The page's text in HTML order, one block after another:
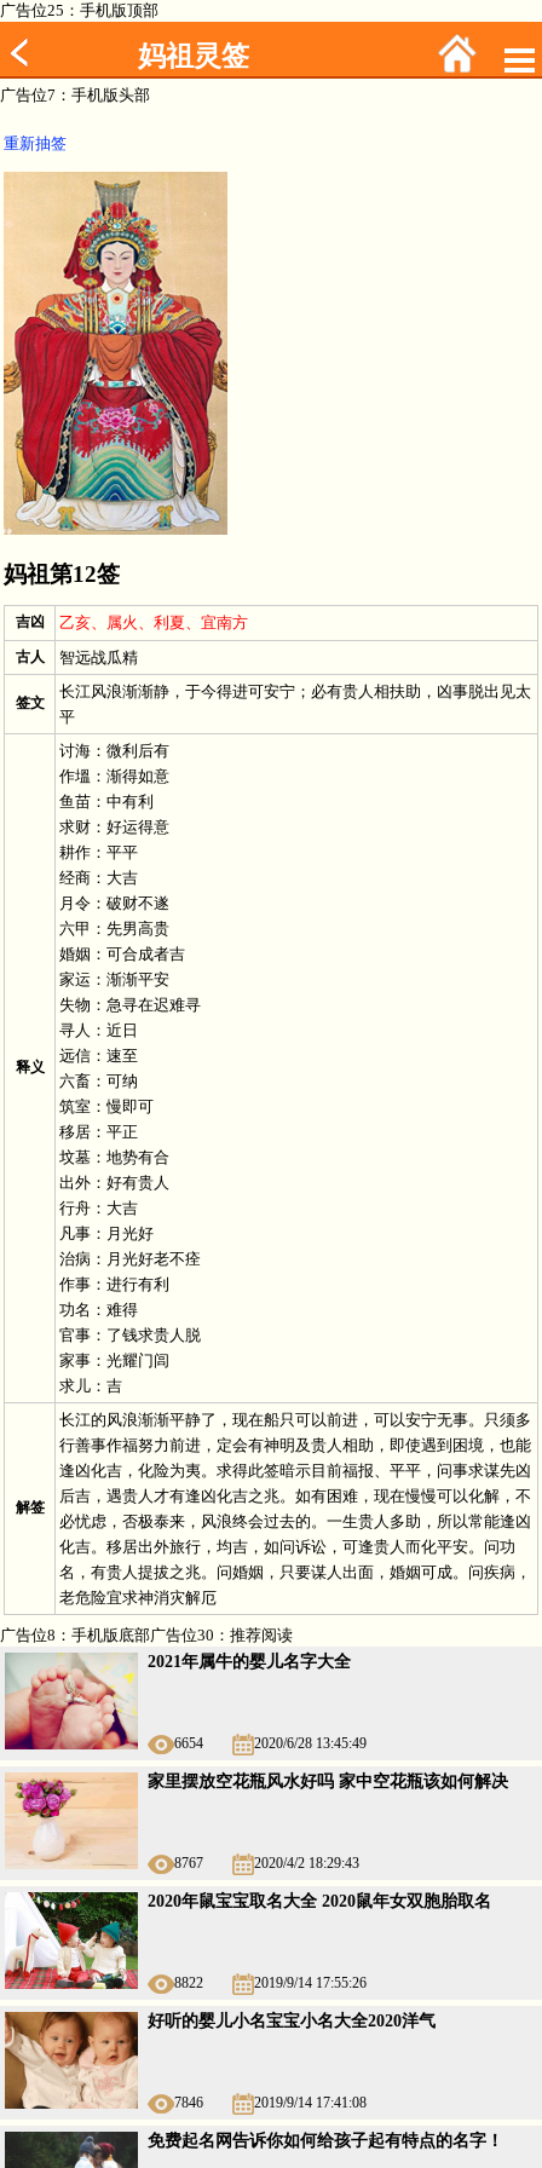
广告位25：手机版顶部
妈祖灵签
广告位7：手机版头部
重新抽签
妈祖第12签
吉凶 乙亥、属火、利夏、宜南方
古人 智远战瓜精
签文
长江风浪渐渐静，于今得进可安宁；必有贵人相扶助，凶事脱出见太
平
释义
讨海：微利后有
作塭：渐得如意
鱼苗：中有利
求财：好运得意
耕作：平平
经商：大吉
月令：破财不遂
六甲：先男高贵
婚姻：可合成者吉
家运：渐渐平安
失物：急寻在迟难寻
寻人：近日
远信：速至
六畜：可纳
筑室：慢即可
移居：平正
坟墓：地势有合
出外：好有贵人
行舟：大吉
凡事：月光好
治病：月光好老不痊
作事：进行有利
功名：难得
官事：了钱求贵人脱
家事：光耀门闾
求儿：吉
解签
长江的风浪渐渐平静了，现在船只可以前进，可以安宁无事。只须多
行善事作福努力前进，定会有神明及贵人相助，即使遇到困境，也能
逢凶化吉，化险为夷。求得此签暗示目前福报、平平，问事求谋先凶
后吉，遇贵人才有逢凶化吉之兆。如有困难，现在慢慢可以化解，不
必忧虑，否极泰来，风浪终会过去的。一生贵人多助，所以常能逢凶
化吉。移居出外旅行，均吉，如问诉讼，可逢贵人而化平安。问功
名，有贵人提拔之兆。问婚姻，只要谋人出面，婚姻可成。问疾病，
老危险宜求神消灾解厄
广告位8：手机版底部广告位30：推荐阅读
2021年属牛的婴儿名字大全
6654 2020/6/28 13:45:49
家里摆放空花瓶风水好吗 家中空花瓶该如何解决
8767 2020/4/2 18:29:43
2020年鼠宝宝取名大全 2020鼠年女双胞胎取名
8822 2019/9/14 17:55:26
好听的婴儿小名宝宝小名大全2020洋气
7846 2019/9/14 17:41:08
免费起名网告诉你如何给孩子起有特点的名字！